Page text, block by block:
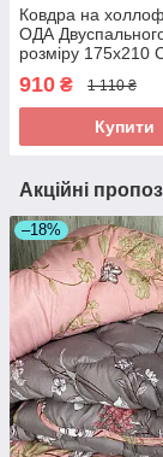
Ковдра на
ОДА
розміру 175х210
зимова ковдра
якості
910 ₴ 1 110 ₴
Купити
Акційні
–18%